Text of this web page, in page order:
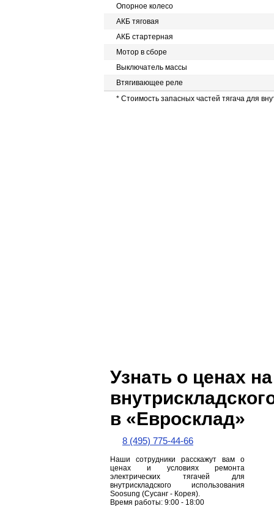
Опорное колесо
АКБ тяговая
АКБ стартерная
Мотор в сборе
Выключатель массы
Втягивающее реле
* Стоимость запасных частей тягача для
Узнать о ценах
в «Евросклад»
8 (495) 775-44-66
Наши сотрудники расскажут вам о
ценах и условиях ремонта
электрических тягачей для
внутрискладского использования
Soosung (Сусанг - Корея).
Время работы: 9:00 - 18:00